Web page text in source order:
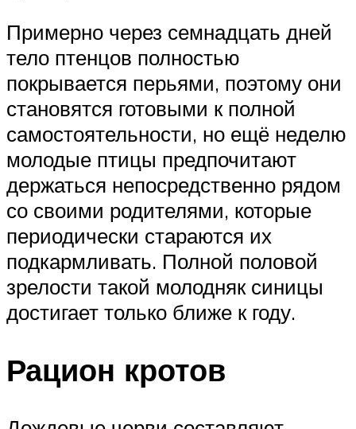
Примерно через семнадцать дней
тело птенцов полностью
покрывается перьями, поэтому они
становятся готовыми к полной
самостоятельности, но ещё неделю
молодые птицы предпочитают
держаться непосредственно рядом
со своими родителями, которые
периодически стараются их
подкармливать. Полной половой
зрелости такой молодняк синицы
достигает только ближе к году.
Рацион кротов